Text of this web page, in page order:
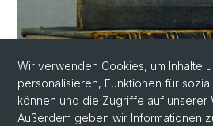
DOKUFIKTION | POPULISMUS
Aufsatzprojekte zur
Gegenwartsliteratur
Wir verwenden Cookies, um Inhalte
personalisieren, Funktionen für
können und die Zugriffe auf unserer
Außerdem geben wir Informationen